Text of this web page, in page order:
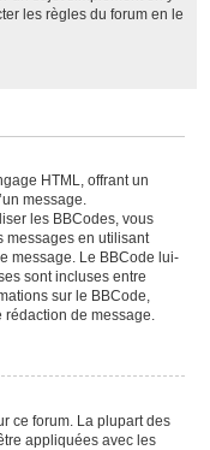
les règles du forum en le
HTML, offrant un
message.
les BBCodes, vous
messages en utilisant
message. Le BBCode lui-
sont incluses entre
sur le BBCode,
de message.
ce forum. La plupart des
appliquées avec les